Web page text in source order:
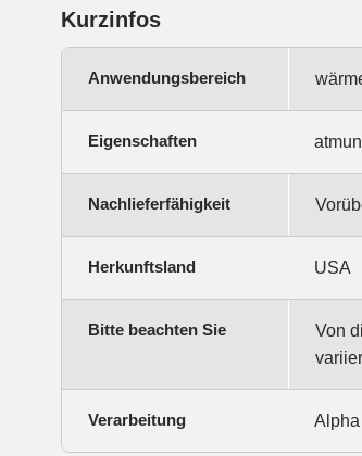
Kurzinfos
Anwendungsbereich
Eigenschaften
Nachlieferfähigkeit
Herkunftsland USA
Bitte beachten Sie
Von
Verarbeitung